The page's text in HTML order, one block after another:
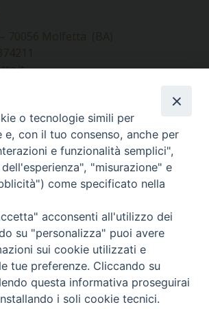
–
sociali
– 70056 Molfetta (BA)
o tecnologie simili per
e, con il tuo consenso, anche per
e funzionalità semplici",
"misurazione" e
come specificato nella
acconsenti all'utilizzo dei
su "personalizza" puoi avere
sui cookie utilizzati e
tue preferenze. Cliccando su
questa informativa proseguirai
i soli cookie tecnici.